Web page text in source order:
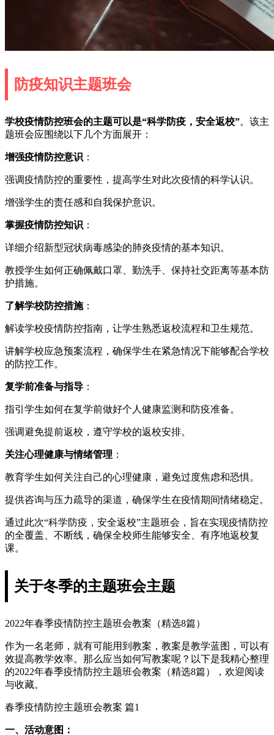
防疫知识主题班会
学校疫情防控班会的主题可以是“科学防疫，安全返校”。该主
题班会应围绕以下几个方面展开：
增强疫情防控意识 ：
强调疫情防控的重要性，提高学生对此次疫情的科学认识。
增强学生的责任感和自我保护意识。
掌握疫情防控知识 ：
详细介绍新型冠状病毒感染的肺炎疫情的基本知识。
教授学生如何正确佩戴口罩、勤洗手、保持社交距离等基本防
护措施。
了解学校防控措施：
解读学校疫情防控指南，让学生熟悉返校流程和卫生规范。
讲解学校应急预案流程，确保学生在紧急情况下能够配合学校
的防控工作。
复学前准备与指导 ：
指引学生如何在复学前做好个人健康监测和防疫准备。
强调避免提前返校，遵守学校的返校安排。
关注心理健康与情绪管理 ：
教育学生如何关注自己的心理健康，避免过度焦虑和恐惧。
提供咨询与压力疏导的渠道，确保学生在疫情期间情绪稳定。
通过此次“科学防疫，安全返校”主题班会，旨在实现疫情防控
的全覆盖、不断线，确保全校师生能够安全、有序地返校复
课。
关于冬季的主题班会主题
2022年春季疫情防控主题班会教案（精选8篇）
作为一名老师，就有可能用到教案，教案是教学蓝图，可以有
效提高教学效率。那么应当如何写教案呢？以下是我精心整理
的2022年春季疫情防控主题班会教案（精选8篇），欢迎阅读
与收藏。
春季疫情防控主题班会教案 篇1
一、活动意图：